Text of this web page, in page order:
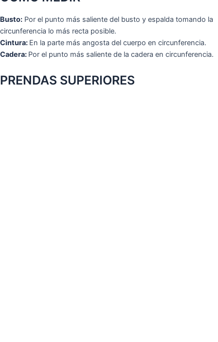
Busto: Por el punto más saliente del busto y espalda tomando la
circunferencia lo más recta posible.
Cintura: En la parte más angosta del cuerpo en circunferencia.
Cadera: Por el punto más saliente de la cadera en circunferencia.
PRENDAS SUPERIORES